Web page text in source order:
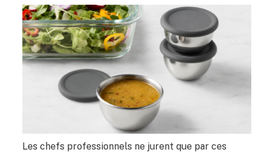
Les chefs professionnels ne jurent que par ces